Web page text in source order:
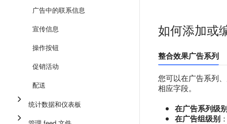
广告中的联系信息
宣传信息
操作按钮
促销活动
配送
统计数据和仪表板
如何添加或
整合效果广告系列
您可以在广告系列
相应字段。
在广告系列级
在广告组级别